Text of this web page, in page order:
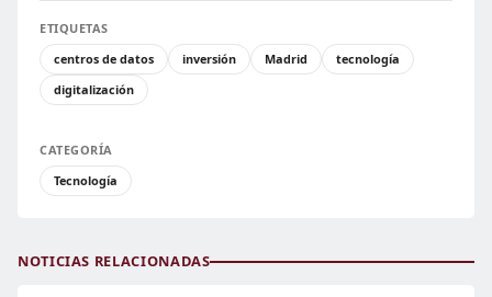
ETIQUETAS
centros de datos
inversión Madrid
tecnología
digitalización
CATEGORÍA
Tecnología
NOTICIAS RELACIONADAS